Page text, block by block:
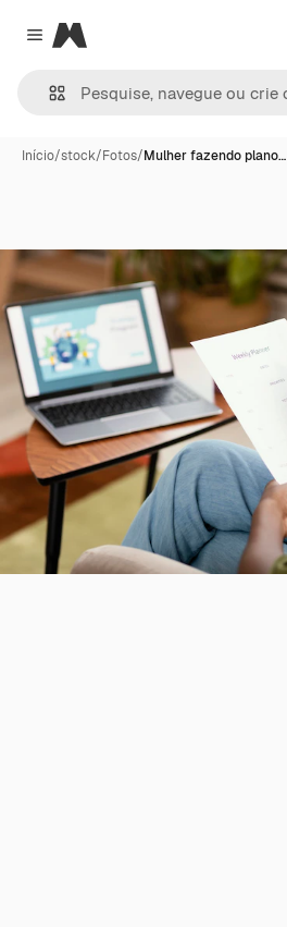
Close menu
Magnific
Início/stock/Fotos/Mulher fazendo plano…